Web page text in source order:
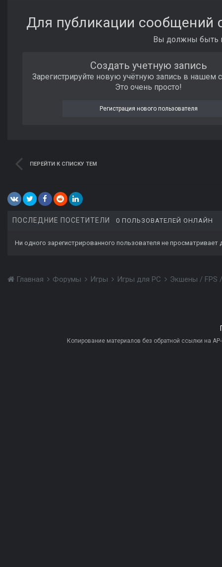
Для публикации сообщений
Вы должны быть
Создать учетную запись
Зарегистрируйте новую учётную запись в нашем
Это очень просто!
Регистрация нового пользователя
ПЕРЕЙТИ К СПИСКУ ТЕМ
ПОСЛЕДНИЕ ПОСЕТИТЕЛИ 0 ПОЛЬЗОВАТЕЛЕЙ ОНЛАЙН
Ни одного зарегистрированного пользователя не просматривает
Главная Форумы Игры Игры для PC Экшены / FPS
Копирование материалов без обратной ссылки на